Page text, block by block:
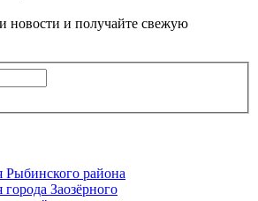
новости и получайте свежую
района
Заозёрного